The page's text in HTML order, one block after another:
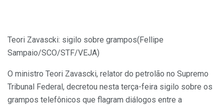
Teori Zavascki: sigilo sobre grampos(Fellipe
Sampaio/SCO/STF/VEJA)
O ministro Teori Zavascki, relator do petrolão no Supremo
Tribunal Federal, decretou nesta terça-feira sigilo sobre os
grampos telefônicos que flagram diálogos entre a